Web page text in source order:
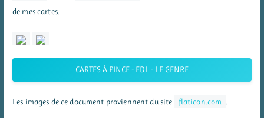
de mes cartes.
CARTES À PINCE - EDL - LE GENRE
Les images de ce document proviennent du site flaticon.com .